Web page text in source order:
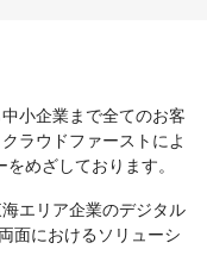
小企業まで全てのお客
ラウドファーストによ
めざしております。
エリア企業のデジタル
面におけるソリューシ